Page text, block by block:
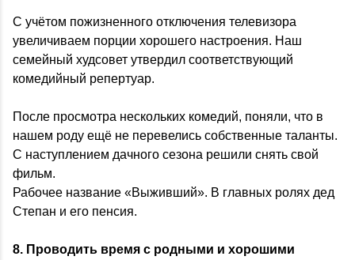
С учётом пожизненного отключения телевизора
увеличиваем порции хорошего настроения. Наш
семейный худсовет утвердил соответствующий
комедийный репертуар.
После просмотра нескольких комедий, поняли, что в
нашем роду ещё не перевелись собственные таланты.
С наступлением дачного сезона решили снять свой
фильм.
Рабочее название «Выживший». В главных ролях дед
Степан и его пенсия.
8. Проводить время с родными и хорошими